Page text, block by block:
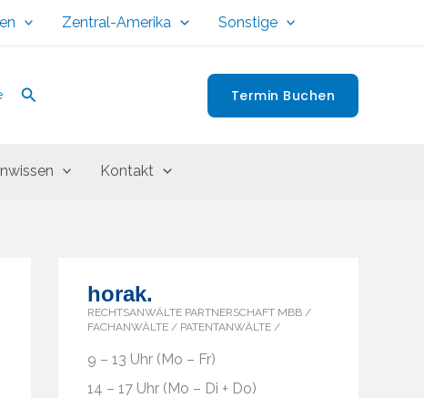
Zentral-Amerika Sonstige
Suchen Termin Buchen
Kontakt
horak.
RECHTSANWÄLTE PARTNERSCHAFT MBB /
FACHANWÄLTE / PATENTANWÄLTE /
9 – 13 Uhr (Mo – Fr)
14 – 17 Uhr (Mo – Di + Do)